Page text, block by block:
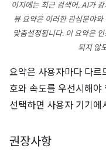
이지에는 최근 검색어, AI가
뷰 요약은 이러한 관심분야
맞춤설정됩니다. 이 요약은
되지 않
요약은 사용자마다 다르
호와 속도를 우선시해
선택하면 사용자 기기에
권장사항